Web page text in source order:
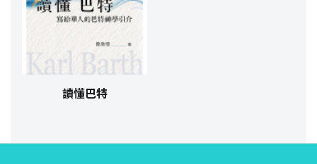
讀懂巴特